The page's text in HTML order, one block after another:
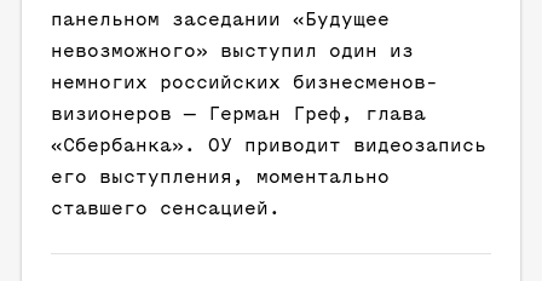
панельном заседании «Будущее
невозможного» выступил один из
немногих российских бизнесменов-
визионеров — Герман Греф, глава
«Сбербанка». ОУ приводит видеозапись
его выступления, моментально
ставшего сенсацией.